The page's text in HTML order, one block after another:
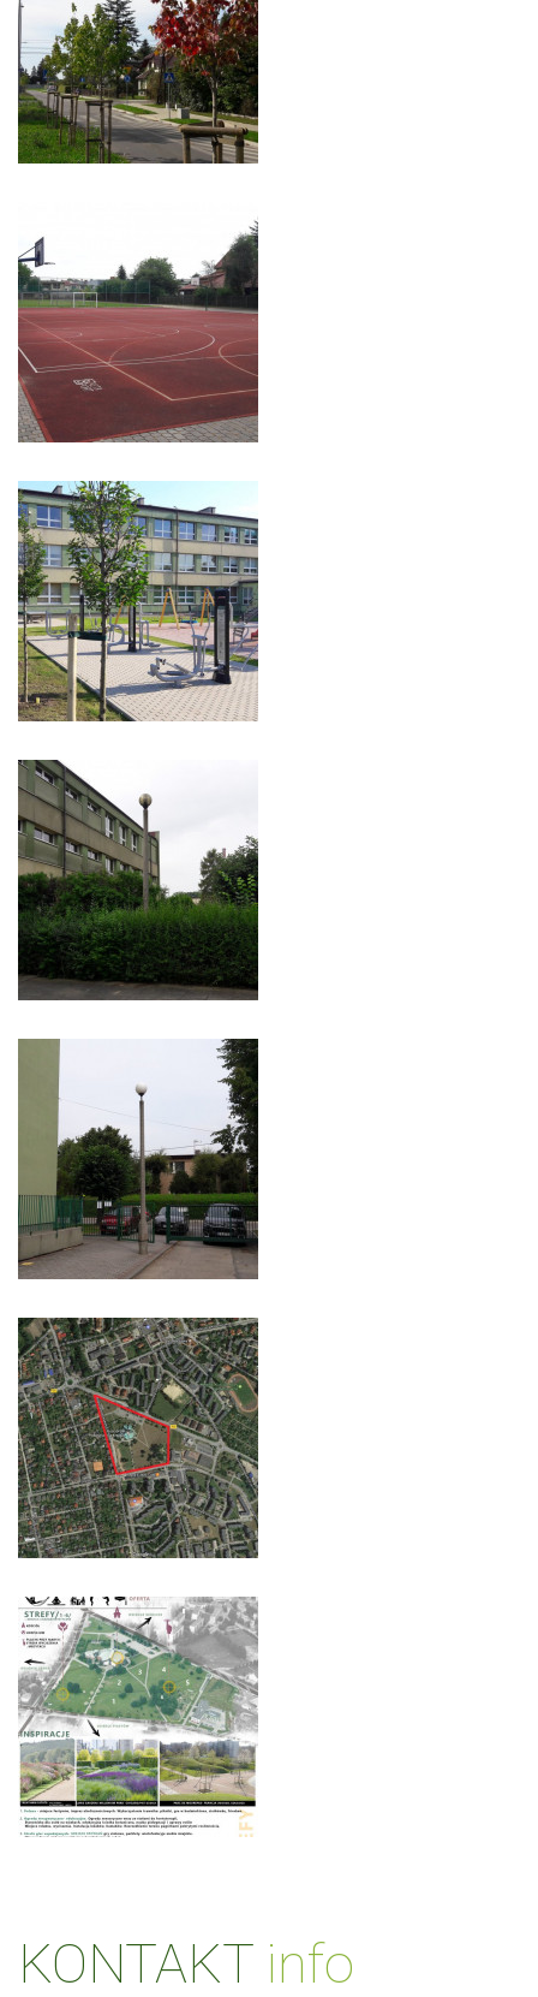
KONTAKT info